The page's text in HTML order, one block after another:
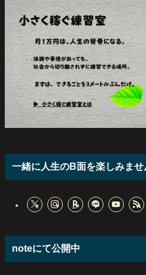
一緒に人生のB面を楽しみませ
noteにて公開中